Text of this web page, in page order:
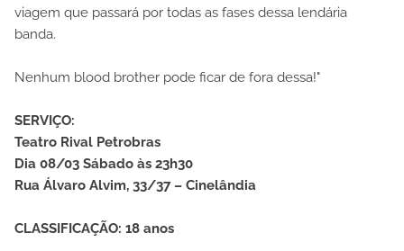
viagem que passará por todas as fases dessa lendária
banda.
Nenhum blood brother pode ficar de fora dessa!"
SERVIÇO:
Teatro Rival Petrobras
Dia 08/03 Sábado às 23h30
Rua Álvaro Alvim, 33/37 – Cinelândia
CLASSIFICAÇÃO: 18 anos